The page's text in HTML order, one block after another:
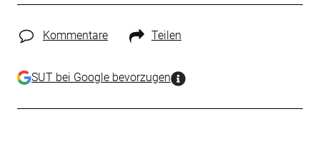
Kommentare Teilen
SUT bei Google bevorzugen